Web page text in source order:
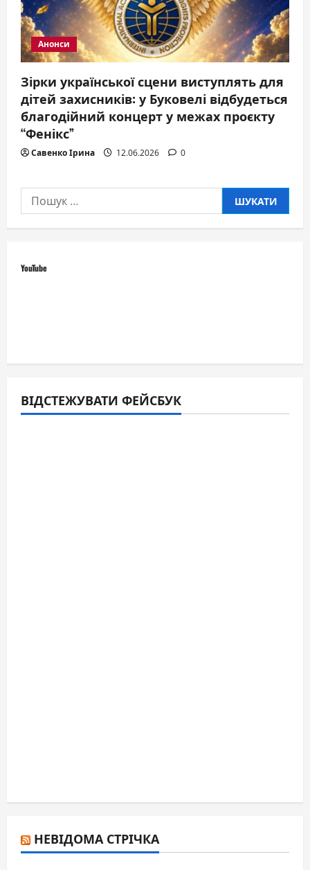
Анонси
Зірки української сцени виступлять для
дітей захисників: у Буковелі відбудеться
благодійний концерт у межах проєкту
“Фенікс”
Савенко Ірина 12.06.2026 0
Пошук:
YouTube
ВІДСТЕЖУВАТИ ФЕЙСБУК
НЕВІДОМА СТРІЧКА